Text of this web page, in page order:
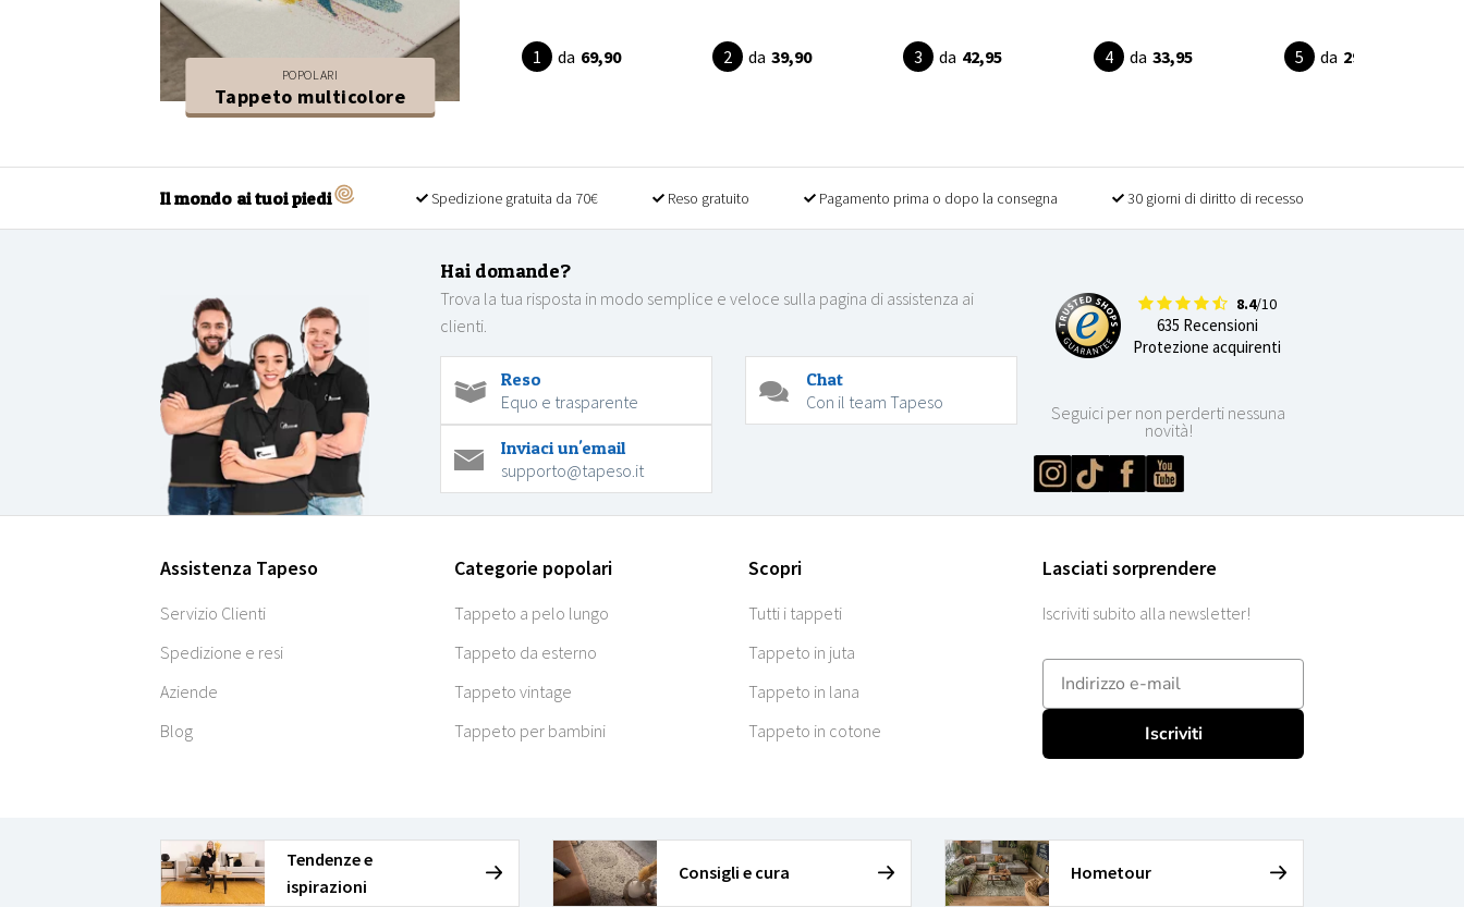
POPOLARI
Tappeto multicolore
da 69,90 da 39,90 da 42,95 da 33,95 da 29,90
Il mondo ai tuoi piedi Spedizione gratuita da 70€ Reso gratuito Pagamento prima o dopo la consegna 30 giorni di diritto di recesso
Hai domande?
Trova la tua risposta in modo semplice e veloce sulla pagina di assistenza ai
clienti.
Reso
Equo e trasparente
Chat
Con il team Tapeso
Inviaci un'email
supporto@tapeso.it
8.4/10
635 Recensioni
Protezione acquirenti
Seguici per non perderti nessuna
novità!
Assistenza Tapeso
Servizio Clienti
Spedizione e resi
Aziende
Blog
Categorie popolari
Tappeto a pelo lungo
Tappeto da esterno
Tappeto vintage
Tappeto per bambini
Scopri
Tutti i tappeti
Tappeto in juta
Tappeto in lana
Tappeto in cotone
Lasciati sorprendere
Iscriviti subito alla newsletter!
E-mailadres
Iscriviti
Tendenze e
ispirazioni
Consigli e cura Hometour